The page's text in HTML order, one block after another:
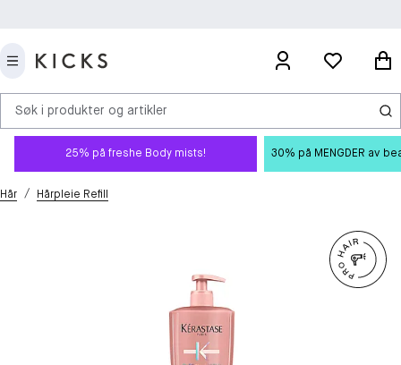
Søk i produkter og artikler
25% på freshe Body mists! 30% på MENGDER av
Hår / Hårpleie Refill